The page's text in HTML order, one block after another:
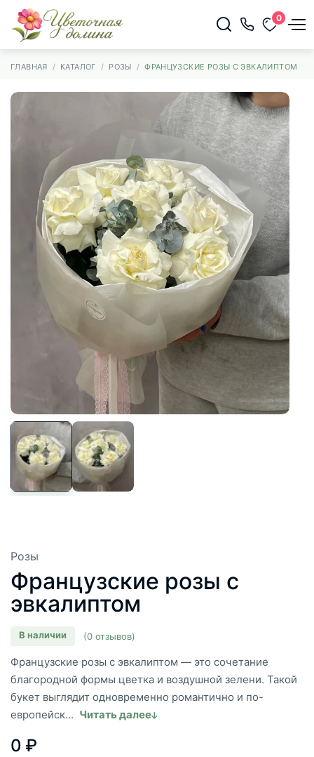
0
ГЛАВНАЯ КАТАЛОГ РОЗЫ ФРАНЦУЗСКИЕ РОЗЫ С ЭВКАЛИПТОМ
Розы
Французские розы с
эвкалиптом
В наличии (0 отзывов)
Французские розы с эвкалиптом — это сочетание
благородной формы цветка и воздушной зелени. Такой
букет выглядит одновременно романтично и по-
европейск... Читать далее
0 ₽